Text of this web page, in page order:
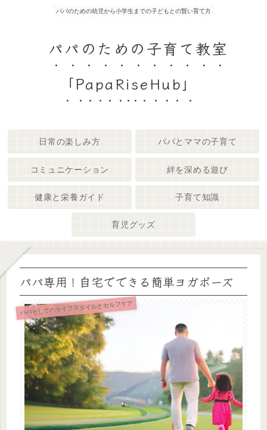
パパのための幼児から小学生までの子どもとの賢い育て方
パパのための子育て教室
「PapaRiseHub」
日常の楽しみ方 パパとママの子育て
コミュニケーション 絆を深める遊び
健康と栄養ガイド 子育て知識
育児グッズ
パパ専用！自宅でできる簡単ヨガポーズ
パパとしてのライフスタイルとセルフケア